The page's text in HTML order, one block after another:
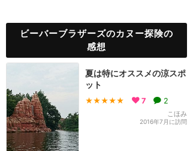
ビーバーブラザーズのカヌー探険の
感想
夏は特にオススメの涼スポ
ット
★★★★★ 7 2
こほみ
2016年7月に訪問